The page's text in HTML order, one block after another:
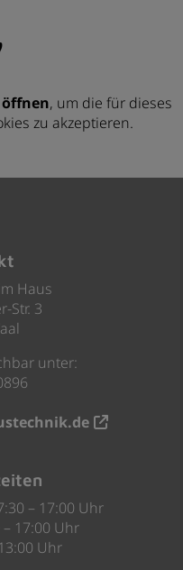
öffnen, um die für dieses
zu akzeptieren.
Haus
Str. 3
unter:
– 17:00 Uhr
– 17:00 Uhr
Uhr